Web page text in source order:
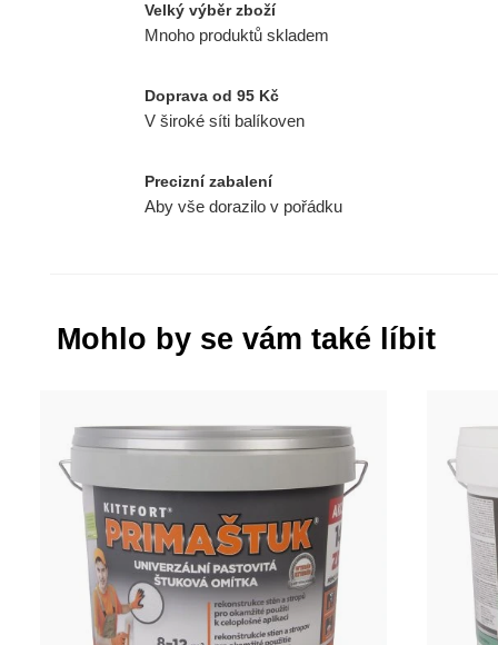
Velký výběr zboží
Mnoho produktů skladem
Doprava od 95 Kč
V široké síti balíkoven
Precizní zabalení
Aby vše dorazilo v pořádku
Mohlo by se vám také líbit